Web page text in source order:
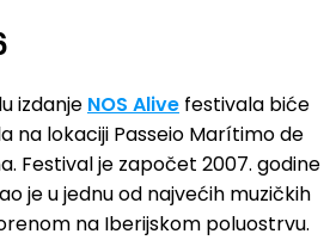
izdanje NOS Alive festivala biće
na lokaciji Passeio Marítimo de
Festival je započet 2007. godine
je u jednu od najvećih muzičkih
na Iberijskom poluostrvu.